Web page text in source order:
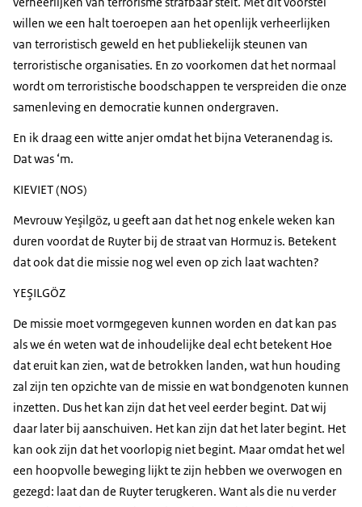
willen we een halt toeroepen aan het openlijk verheerlijken
van terroristisch geweld en het publiekelijk steunen van
terroristische organisaties. En zo voorkomen dat het normaal
wordt om terroristische boodschappen te verspreiden die onze
samenleving en democratie kunnen ondergraven.
En ik draag een witte anjer omdat het bijna Veteranendag is.
Dat was ‘m.
KIEVIET (NOS)
Mevrouw Yeşilgöz, u geeft aan dat het nog enkele weken kan
duren voordat de Ruyter bij de straat van Hormuz is. Betekent
dat ook dat die missie nog wel even op zich laat wachten?
YEŞILGÖZ
De missie moet vormgegeven kunnen worden en dat kan pas
als we én weten wat de inhoudelijke deal echt betekent Hoe
dat eruit kan zien, wat de betrokken landen, wat hun houding
zal zijn ten opzichte van de missie en wat bondgenoten kunnen
inzetten. Dus het kan zijn dat het veel eerder begint. Dat wij
daar later bij aanschuiven. Het kan zijn dat het later begint. Het
kan ook zijn dat het voorlopig niet begint. Maar omdat het wel
een hoopvolle beweging lijkt te zijn hebben we overwogen en
gezegd: laat dan de Ruyter terugkeren. Want als die nu verder